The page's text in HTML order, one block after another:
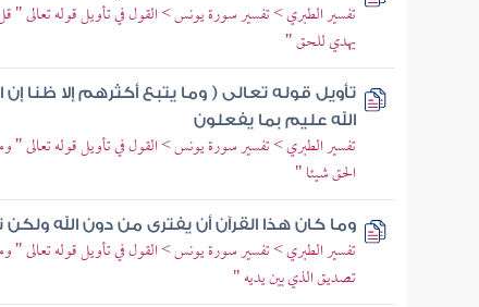
تفسير الطبري > تفسير سورة يونس > القول في تأويل قوله تعالى
يهدي للحق "
تأويل قوله تعالى ( وما يتبع أكثرهم إلا ظنا
الله عليم بما يفعلون
تفسير الطبري > تفسير سورة يونس > القول في تأويل قوله تعالى "
الحق شيئا "
وما كان هذا القرآن أن يفترى من دون الله
تفسير الطبري > تفسير سورة يونس > القول في تأويل قوله تعالى "
تصديق الذي بين يديه "